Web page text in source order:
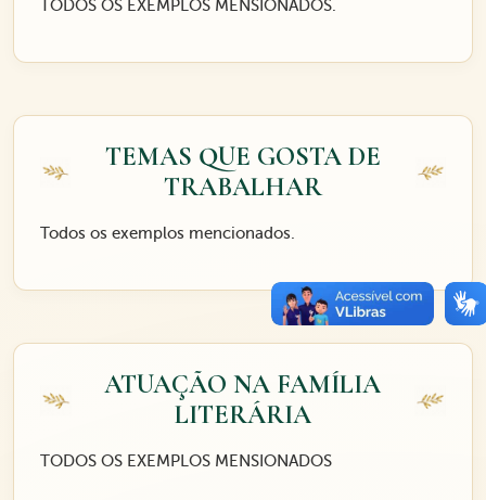
TODOS OS EXEMPLOS MENSIONADOS.
TEMAS QUE GOSTA DE
TRABALHAR
Todos os exemplos mencionados.
ATUAÇÃO NA FAMÍLIA
LITERÁRIA
TODOS OS EXEMPLOS MENSIONADOS